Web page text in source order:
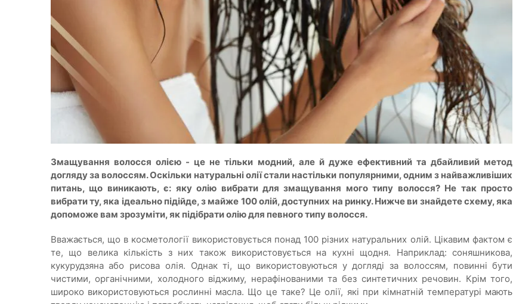
Змащування волосся олією - це не тільки модний, але й дуже ефективний та дбайливий метод
догляду за волоссям. Оскільки натуральні олії стали настільки популярними, одним з найважливіших
питань, що виникають, є: яку олію вибрати для змащування мого типу волосся? Не так просто
вибрати ту, яка ідеально підійде, з майже 100 олій, доступних на ринку. Нижче ви знайдете схему, яка
допоможе вам зрозуміти, як підібрати олію для певного типу волосся.
Вважається, що в косметології використовується понад 100 різних натуральних олій. Цікавим фактом є
те, що велика кількість з них також використовується на кухні щодня. Наприклад: соняшникова,
кукурудзяна або рисова олія. Однак ті, що використовуються у догляді за волоссям, повинні бути
чистими, органічними, холодного віджиму, нерафінованими та без синтетичних речовин. Крім того,
широко використовуються рослинні масла. Що це таке? Це олії, які при кімнатній температурі мають